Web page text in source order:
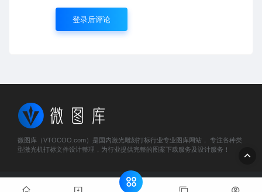
登录后评论
微图库（VTOCOO.com）是国内激光雕刻打标行业专业图库网站， 专注各种类
型激光机打标文件设计整理，为行业提供完整的图案下载服务及设计服务！
© 2023 微图库 - vtocoo.com & Lancer . All rights reserved